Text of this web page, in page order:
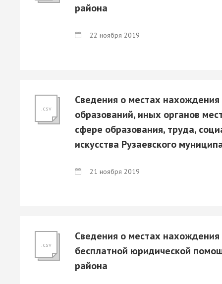
района
22 ноября 2019
.csv
Сведения о местах
образований, иных органов
сфере образования, труда,
искусства Рузаевского
21 ноября 2019
.csv
Cведения о местах
бесплатной юридической
района